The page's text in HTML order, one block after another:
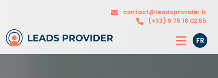
contact@leadsprovider.fr
(+33) 9 75 18 02 65
L’agence
Nos
solutions
FR